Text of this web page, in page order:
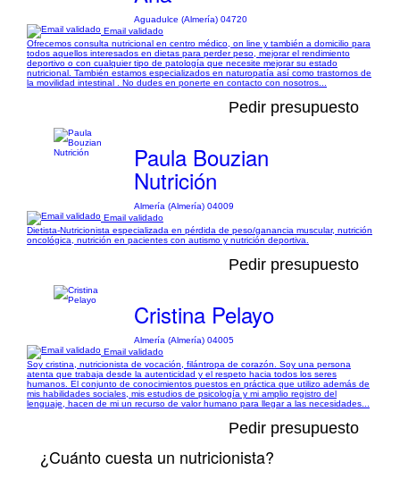
Aguadulce (Almería) 04720
Email validado
Ofrecemos consulta nutricional en centro médico, on line y también a domicilio para
todos aquellos interesados en dietas para perder peso, mejorar el rendimiento
deportivo o con cualquier tipo de patología que necesite mejorar su estado
nutricional. También estamos especializados en naturopatía así como trastornos de
la movilidad intestinal . No dudes en ponerte en contacto con nosotros...
Pedir presupuesto
Paula Bouzian
Nutrición
Almería (Almería) 04009
Email validado
Dietista-Nutricionista especializada en pérdida de peso/ganancia muscular, nutrición
oncológica, nutrición en pacientes con autismo y nutrición deportiva.
Pedir presupuesto
Cristina Pelayo
Almería (Almería) 04005
Email validado
Soy cristina, nutricionista de vocación, filántropa de corazón. Soy una persona
atenta que trabaja desde la autenticidad y el respeto hacia todos los seres
humanos. El conjunto de conocimientos puestos en práctica que utilizo además de
mis habilidades sociales, mis estudios de psicología y mi amplio registro del
lenguaje, hacen de mi un recurso de valor humano para llegar a las necesidades...
Pedir presupuesto
¿Cuánto cuesta un nutricionista?